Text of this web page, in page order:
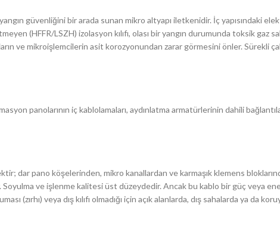
güvenliğini bir arada sunan mikro altyapı iletkenidir. İç yapısındaki
(HFFR/LSZH) izolasyon kılıfı, olası bir yangın durumunda toksik gaz
ve mikroişlemcilerin asit korozyonundan zarar görmesini önler. Sürekli
panolarının iç kablolamaları, aydınlatma armatürlerinin dahili
dar pano köşelerinden, mikro kanallardan ve karmaşık klemens
Soyulma ve işlenme kalitesi üst düzeydedir. Ancak bu kablo bir güç veya
(zırhı) veya dış kılıfı olmadığı için açık alanlarda, dış sahalarda ya da